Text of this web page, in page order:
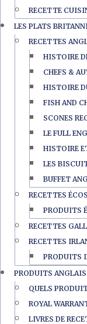
RECETTE
LES PLATS
RECETTES
HISTOIRE
CHEFS &
HISTOIRE
FISH AND
SCONES
LE FULL
HISTOIRE
LES
BUFFET
RECETTES
PRODUITS
RECETTES
RECETTES
PRODUITS
PRODUITS ANGLAIS
QUELS
ROYAL
LIVRES DE